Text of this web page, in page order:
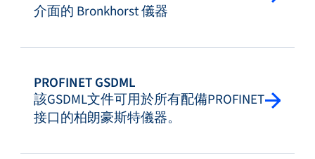
介面的 Bronkhorst 儀器
PROFINET GSDML
該GSDML文件可用於所有配備PROFINET
接口的柏朗豪斯特儀器。​